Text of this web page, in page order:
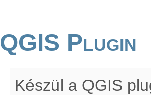
QGIS Plugin
Készül a QGIS